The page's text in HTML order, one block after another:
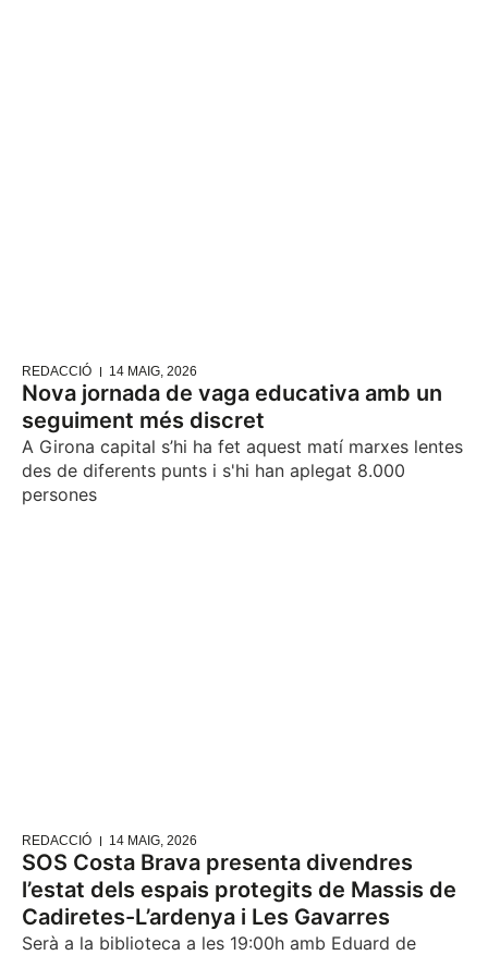
REDACCIÓ 14 MAIG, 2026
Nova jornada de vaga educativa amb un
seguiment més discret
A Girona capital s’hi ha fet aquest matí marxes lentes
des de diferents punts i s'hi han aplegat 8.000
persones
REDACCIÓ 14 MAIG, 2026
SOS Costa Brava presenta divendres
l’estat dels espais protegits de Massis de
Cadiretes-L’ardenya i Les Gavarres
Serà a la biblioteca a les 19:00h amb Eduard de